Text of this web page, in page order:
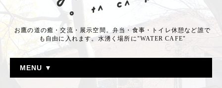
お鷹の道の癒・交流・展示空間。弁当・食事・トイレ休憩など誰で
も自由に入れます。水湧く場所に"WATER CAFE"
MENU ▼